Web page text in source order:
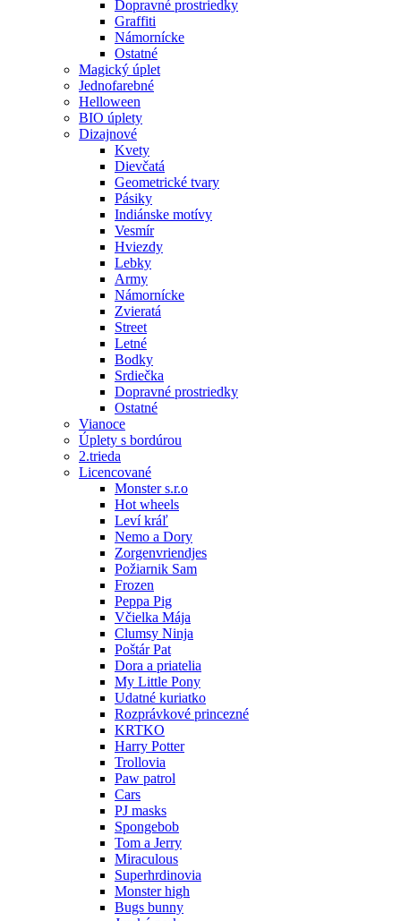
Dopravné prostriedky
Graffiti
Námornícke
Ostatné
Magický úplet
Jednofarebné
Helloween
BIO úplety
Dizajnové
Kvety
Dievčatá
Geometrické tvary
Pásiky
Indiánske motívy
Vesmír
Hviezdy
Lebky
Army
Námornícke
Zvieratá
Street
Letné
Bodky
Srdiečka
Dopravné prostriedky
Ostatné
Vianoce
Úplety s bordúrou
2.trieda
Licencované
Monster s.r.o
Hot wheels
Leví kráľ
Nemo a Dory
Zorgenvriendjes
Požiarnik Sam
Frozen
Peppa Pig
Včielka Mája
Clumsy Ninja
Poštár Pat
Dora a priatelia
My Little Pony
Udatné kuriatko
Rozprávkové princezné
KRTKO
Harry Potter
Trollovia
Paw patrol
Cars
PJ masks
Spongebob
Tom a Jerry
Miraculous
Superhrdinovia
Monster high
Bugs bunny